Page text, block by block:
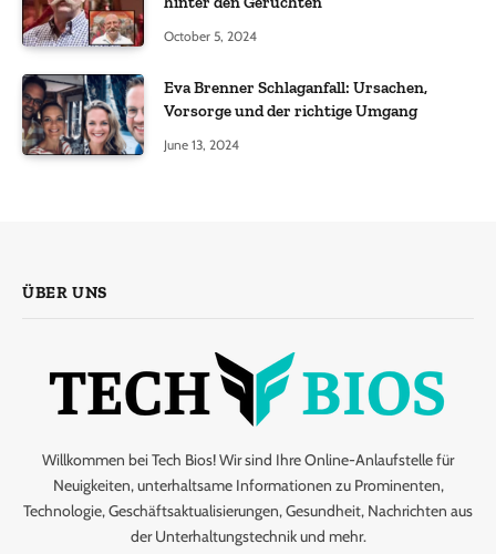
October 5, 2024
Eva Brenner Schlaganfall: Ursachen,
Vorsorge und der richtige Umgang
June 13, 2024
ÜBER UNS
Willkommen bei Tech Bios! Wir sind Ihre Online-Anlaufstelle für
Neuigkeiten, unterhaltsame Informationen zu Prominenten,
Technologie, Geschäftsaktualisierungen, Gesundheit, Nachrichten aus
der Unterhaltungstechnik und mehr.